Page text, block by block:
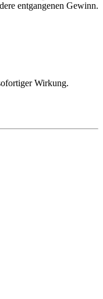
entgangenen Gewinn.
Wirkung.